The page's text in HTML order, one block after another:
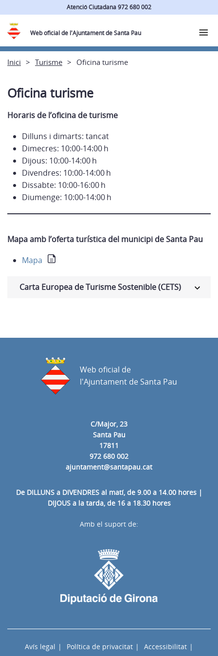
Atenció Ciutadana 972 680 002
Web oficial de l'Ajuntament de Santa Pau
Inici Turisme Oficina turisme
Oficina turisme
Horaris de l’oficina de turisme
Dilluns i dimarts: tancat
Dimecres: 10:00-14:00 h
Dijous: 10:00-14:00 h
Divendres: 10:00-14:00 h
Dissabte: 10:00-16:00 h
Diumenge: 10:00-14:00 h
Mapa amb l’oferta turística del municipi de Santa Pau
Mapa
Carta Europea de Turisme Sostenible (CETS)
C/Major, 23
Santa Pau
17811
972 680 002
ajuntament@santapau.cat
De DILLUNS a DIVENDRES al matí, de 9.00 a 14.00 hores |
DIJOUS a la tarda, de 16 a 18.30 hores
Web oficial de
l'Ajuntament de Santa Pau
Avís legal Política de privacitat Accessibilitat
Amb el suport de: